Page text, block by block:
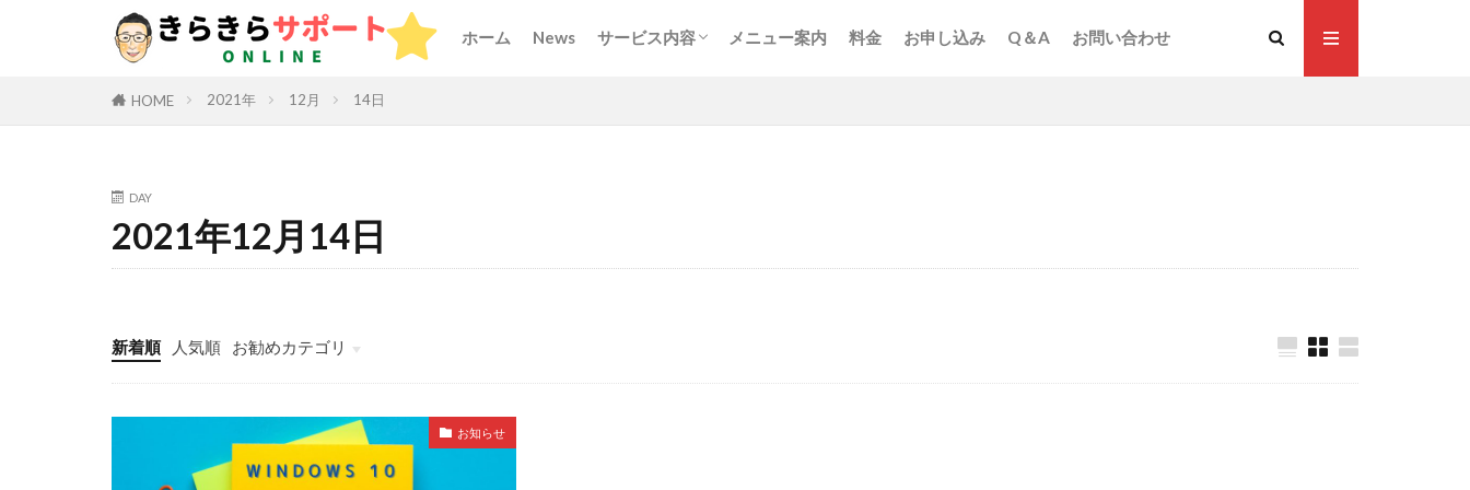
ホーム News サービス内容 メニュー案内 料金 お申し込み Q＆A お問い合わせ
HOME 2021年 12月 14日
DAY
2021年12月14日
新着順 人気順
お勧めカテゴリ
未分類
お知らせ